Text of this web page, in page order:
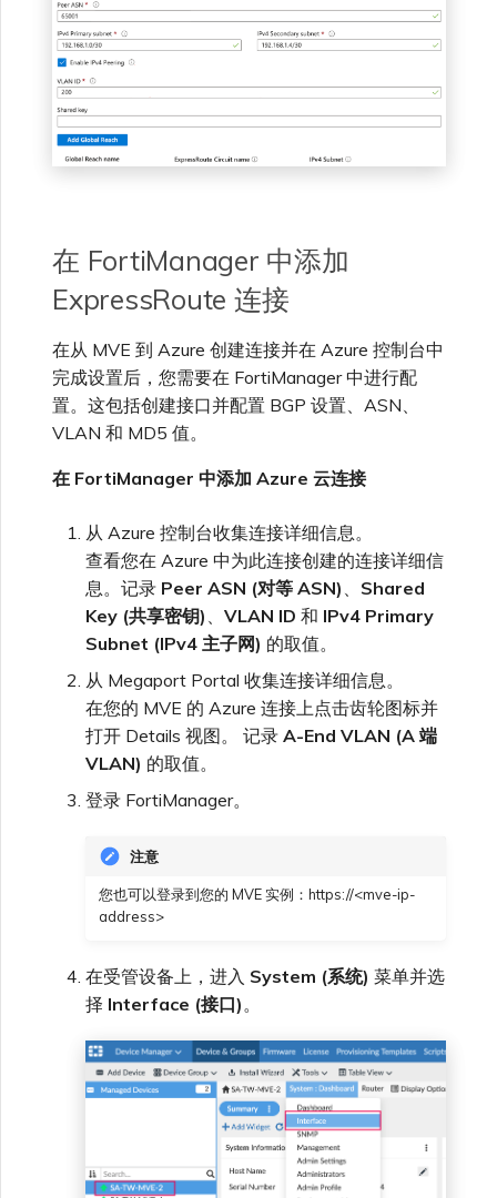
在 FortiManager 中添加
ExpressRoute 连接
在从 MVE 到 Azure 创建连接并在 Azure 控制台中
完成设置后，您需要在 FortiManager 中进行配
置。这包括创建接口并配置 BGP 设置、ASN、
VLAN 和 MD5 值。
在 FortiManager 中添加 Azure 云连接
从 Azure 控制台收集连接详细信息。
查看您在 Azure 中为此连接创建的连接详细信
息。记录 Peer ASN (对等 ASN)
Shared
Key (共享密钥)
VLAN ID 和 IPv4 Primary
Subnet (IPv4 主子网) 的取值。
从 Megaport Portal 收集连接详细信息。
在您的 MVE 的 Azure 连接上点击齿轮图标并
打开 Details 视图。 记录 A-End VLAN (A 端
VLAN) 的取值。
登录 FortiManager。
注意
您也可以登录到您的 MVE 实例：https://<mve-ip-
address>
在受管设备上，进入 System (系统) 菜单并选
择 Interface (接口)。